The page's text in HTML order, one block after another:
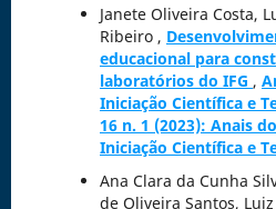
Janete Oliveira Costa,
Ribeiro ,
educacional para
laboratórios do IFG ,
Iniciação Científica e
16 n. 1 (2023): Anais
Iniciação Científica e
Ana Clara da Cunha
de Oliveira Santos,